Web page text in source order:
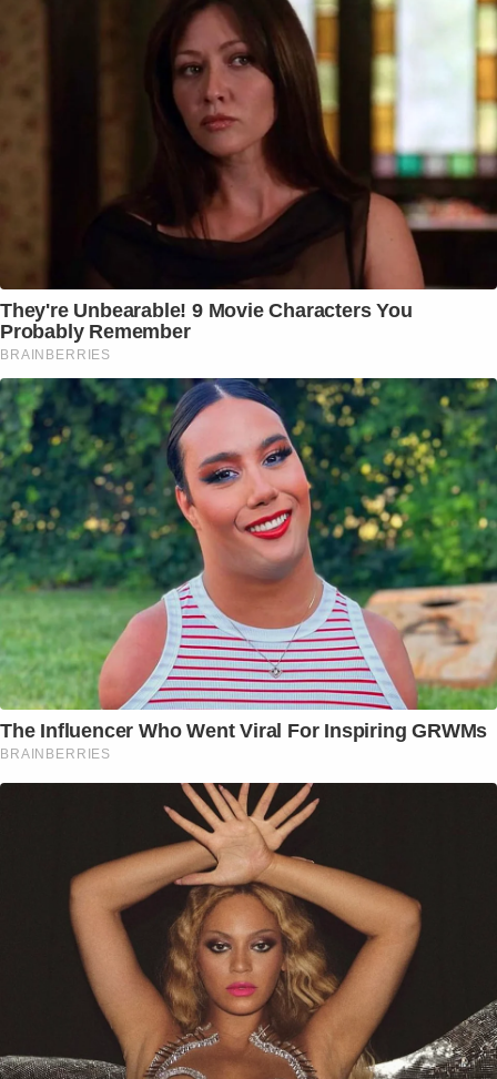
They're Unbearable! 9 Movie Characters You
Probably Remember
BRAINBERRIES
The Influencer Who Went Viral For Inspiring GRWMs
BRAINBERRIES